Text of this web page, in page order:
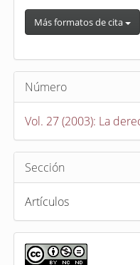
Más formatos de cita
Número
Vol. 27 (2003): La
Sección
Artículos